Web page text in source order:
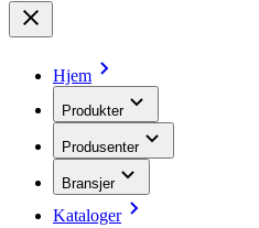
Hjem
Produkter
Produsenter
Bransjer
Kataloger